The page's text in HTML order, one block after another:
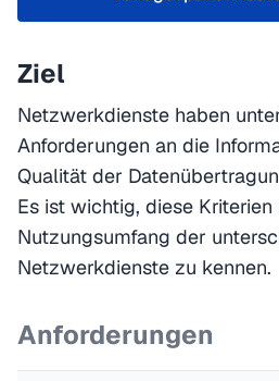
Ziel
Netzwerkdienste haben
Anforderungen an die
Qualität der
Es ist wichtig, diese Kriterien
Nutzungsumfang der
Netzwerkdienste zu kennen.
Anforderungen